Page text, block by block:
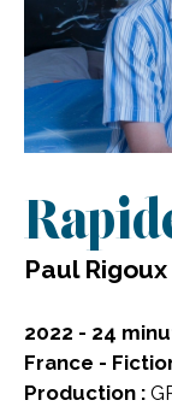
Paul Rigoux
2022 - 24
France -
Production :